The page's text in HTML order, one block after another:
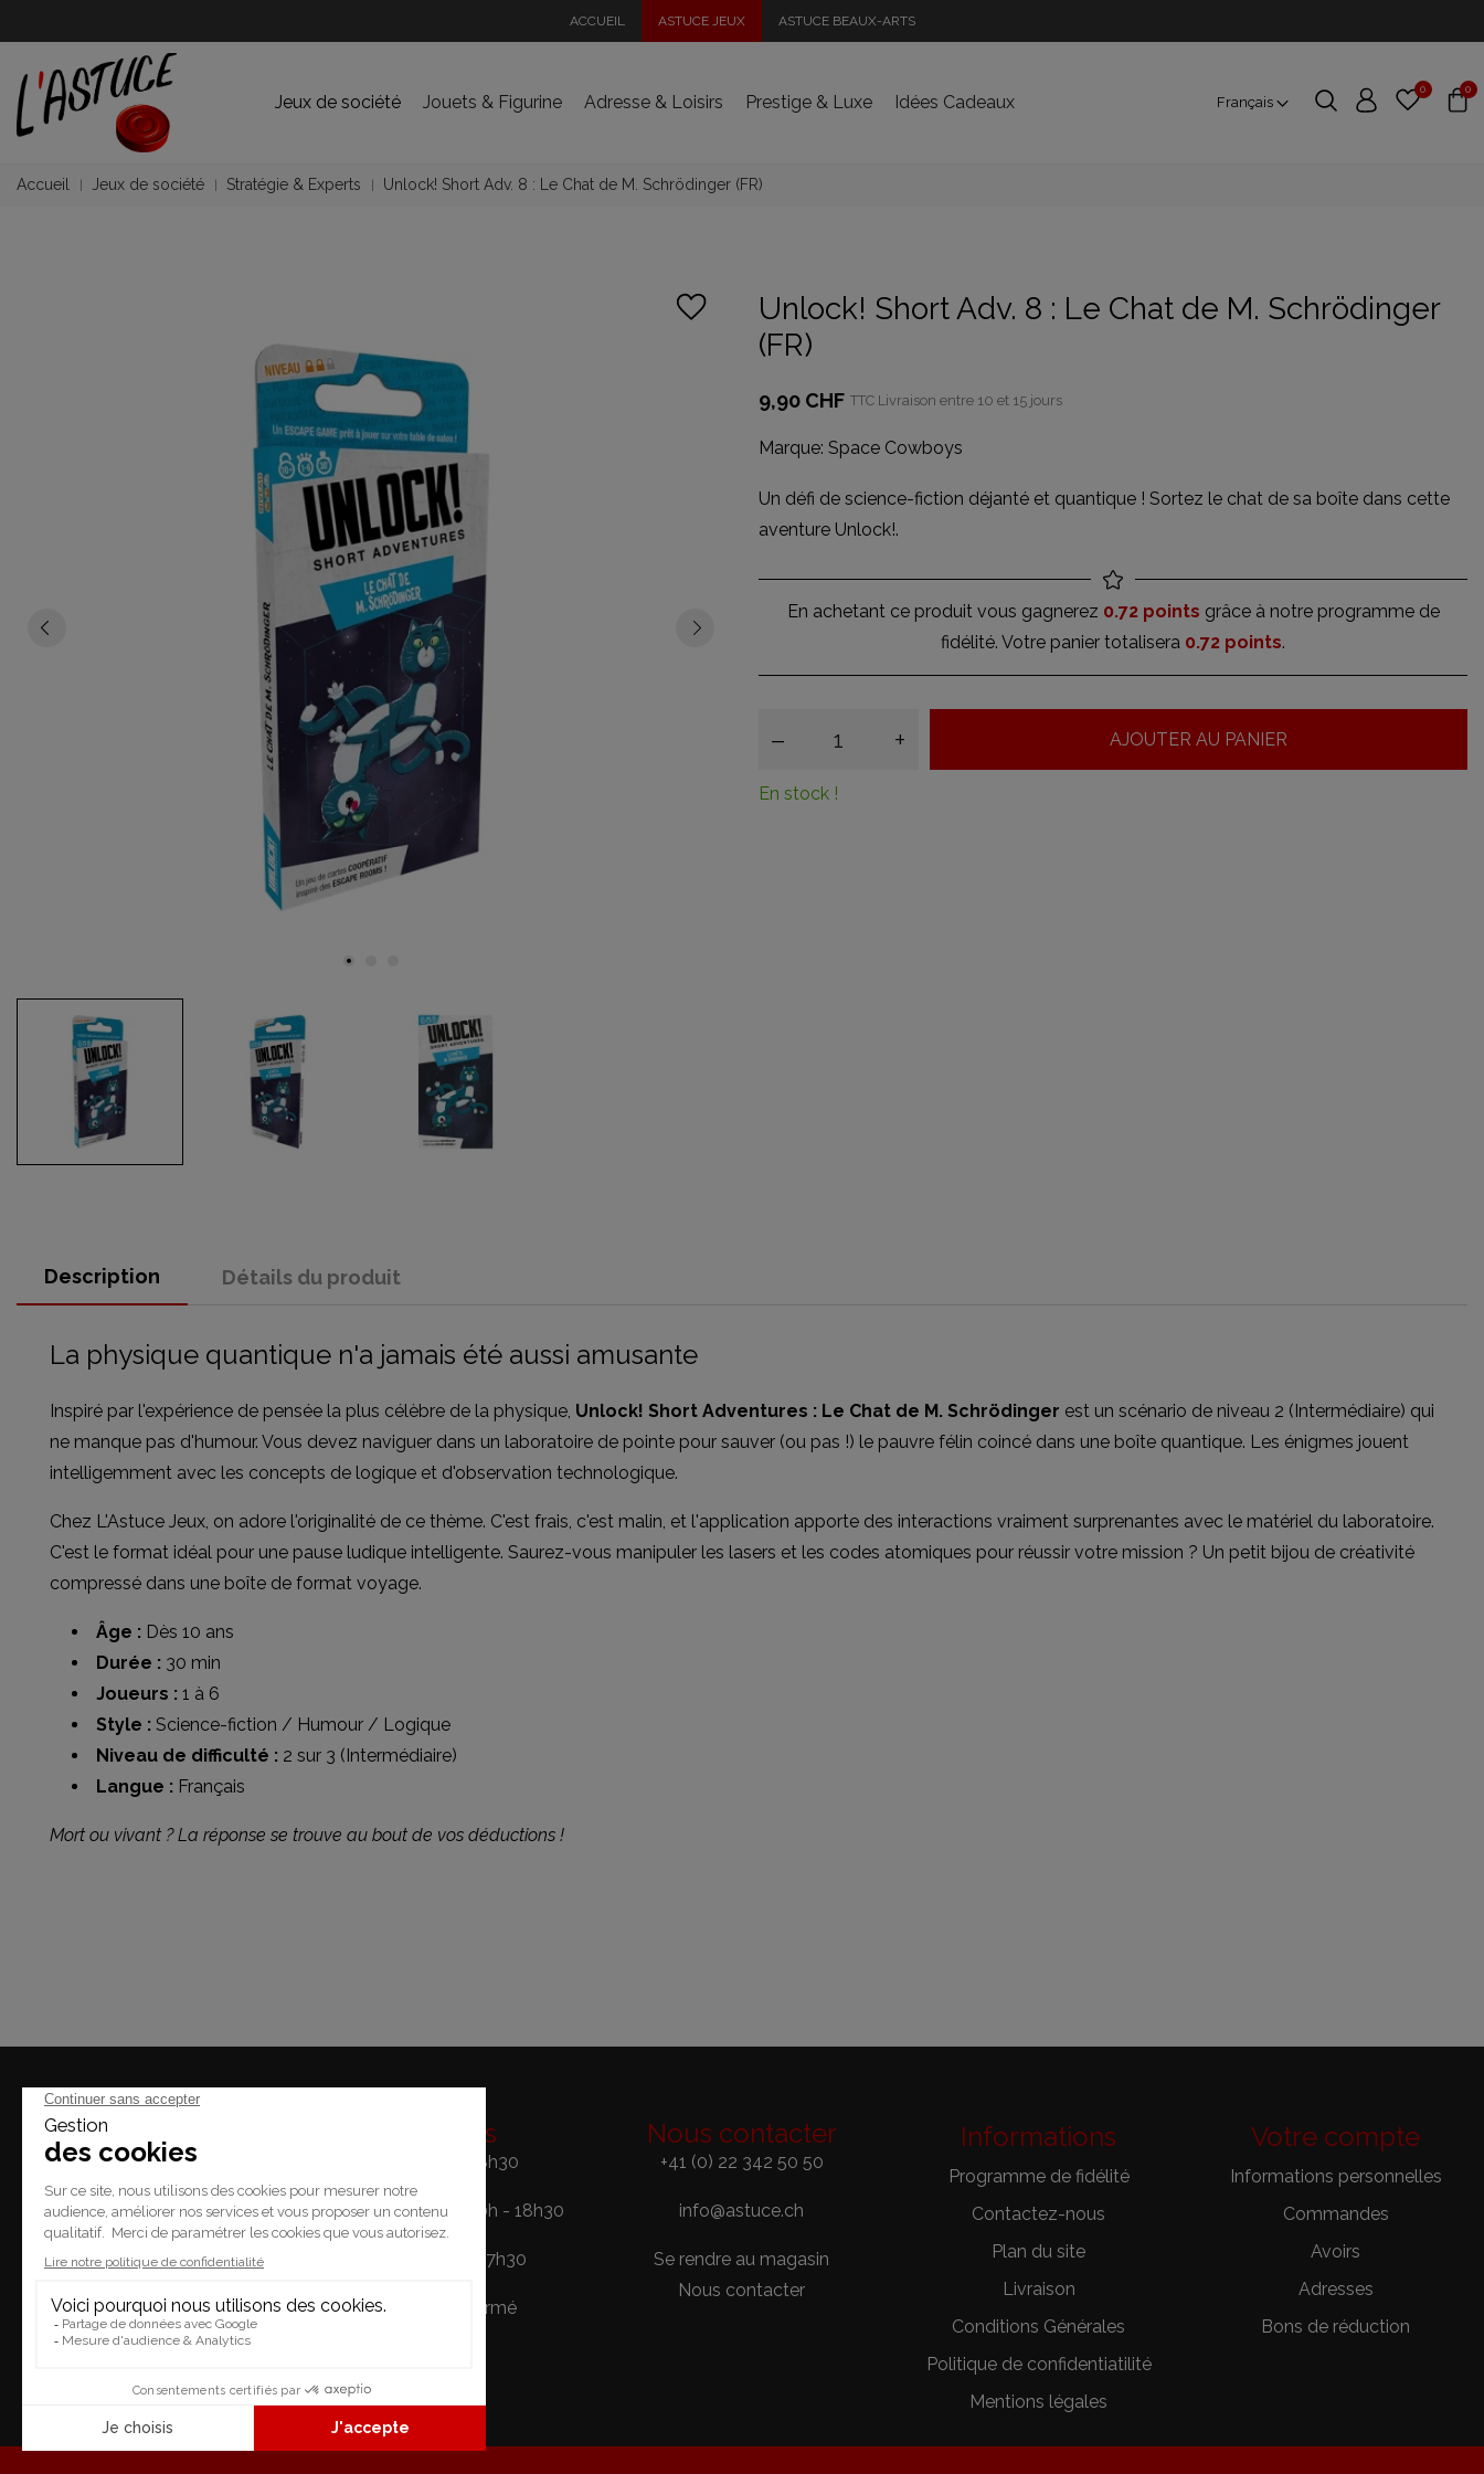
ACCUEIL ASTUCE JEUX ASTUCE BEAUX-ARTS
Jeux de société Jouets & Figurine Adresse & Loisirs Prestige & Luxe Idées Cadeaux Français
0 0
Accueil Jeux de société Stratégie & Experts Unlock! Short Adv. 8 : Le Chat de M. Schrödinger (FR)
Unlock! Short Adv. 8 : Le Chat de M. Schrödinger
(FR)
9,90 CHF TTC Livraison entre 10 et 15 jours
Marque: Space Cowboys
Un défi de science-fiction déjanté et quantique ! Sortez le chat de sa boîte dans cette
aventure Unlock!.
En achetant ce produit vous gagnerez 0.72 points grâce à notre programme de
fidélité. Votre panier totalisera 0.72 points.
– + AJOUTER AU PANIER
En stock !
Description Détails du produit
La physique quantique n'a jamais été aussi amusante
Inspiré par l'expérience de pensée la plus célèbre de la physique, Unlock! Short Adventures : Le Chat de M. Schrödinger est un scénario de niveau 2 (Intermédiaire) qui
ne manque pas d'humour. Vous devez naviguer dans un laboratoire de pointe pour sauver (ou pas !) le pauvre félin coincé dans une boîte quantique. Les énigmes jouent
intelligemment avec les concepts de logique et d'observation technologique.
Chez L'Astuce Jeux, on adore l'originalité de ce thème. C'est frais, c'est malin, et l'application apporte des interactions vraiment surprenantes avec le matériel du laboratoire.
C'est le format idéal pour une pause ludique intelligente. Saurez-vous manipuler les lasers et les codes atomiques pour réussir votre mission ? Un petit bijou de créativité
compressé dans une boîte de format voyage.
Âge : Dès 10 ans
Durée : 30 min
Joueurs : 1 à 6
Style : Science-fiction / Humour / Logique
Niveau de difficulté : 2 sur 3 (Intermédiaire)
Langue : Français
Mort ou vivant ? La réponse se trouve au bout de vos déductions !
Place du Temple 2.
Horaires
Lundi: 14h - 18h30
Mardi / Vendredi: 10h - 18h30
Samedi: 10h - 17h30
Dimanche: Fermé
Nous contacter
+41 (0) 22 342 50 50
info@astuce.ch
Se rendre au magasin
Nous contacter
Informations
Programme de fidélité
Contactez-nous
Plan du site
Livraison
Conditions Générales
Politique de confidentiatilité
Mentions légales
Votre compte
Informations personnelles
Commandes
Avoirs
Adresses
Bons de réduction